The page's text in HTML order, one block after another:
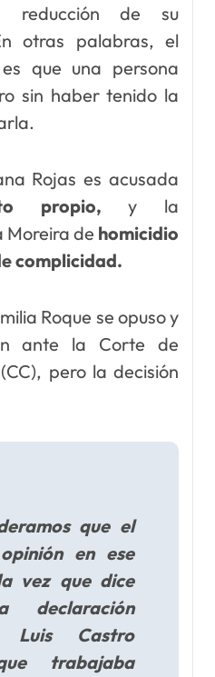
reducción de su
otras palabras, el
que una persona
sin haber tenido la
Rojas es acusada
propio, y la
Moreira de homicidio
complicidad.
Roque se opuso y
ante la Corte de
pero la decisión
que el
en ese
vez que dice
Luis Castro
trabajaba